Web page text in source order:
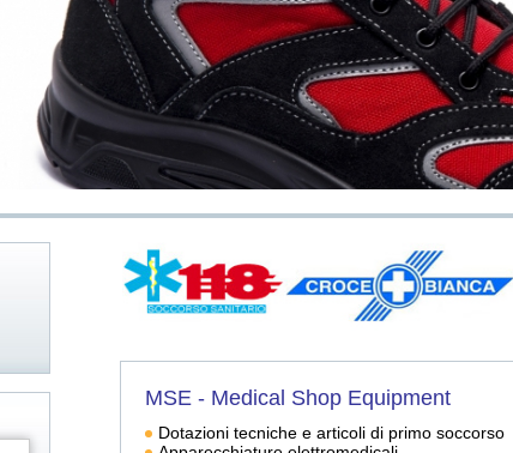
MSE - Medical Shop Equipment
Dotazioni tecniche e articoli di primo soccorso